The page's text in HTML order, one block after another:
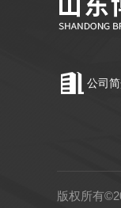
公司
版权所有